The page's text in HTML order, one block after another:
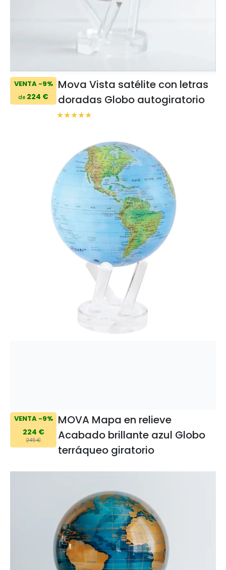
VENTA -9%
de 224 €
Mova Vista satélite con letras
doradas Globo autogiratorio
VENTA -9%
224 €
245 €
MOVA Mapa en relieve
Acabado brillante azul Globo
terráqueo giratorio